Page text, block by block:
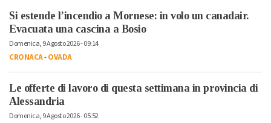
Si estende l’incendio a Mornese: in volo un canadair.
Evacuata una cascina a Bosio
Domenica, 9 Agosto 2026 - 09:14
CRONACA-OVADA
Le offerte di lavoro di questa settimana in provincia di
Alessandria
Domenica, 9 Agosto 2026 - 05:52